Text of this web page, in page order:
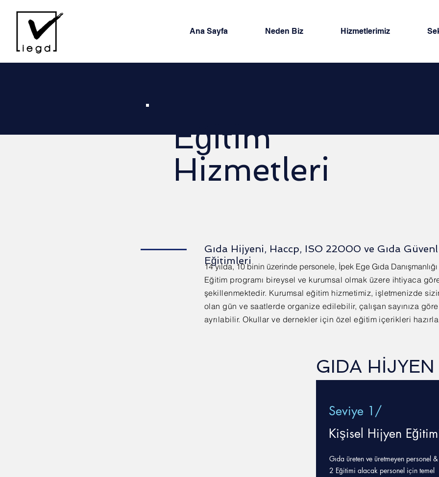
Ana Sayfa Neden Biz Hizmetlerimiz
Eğitim
Hizmetleri
Gıda Hijyeni, Haccp, ISO 22000 ve Gıda
Eğitimleri
14 yılda, 10 binin üzerinde personele, İpek Ege Gıda
Eğitim programı bireysel ve kurumsal olmak üzere ihtiyaca
şekillenmektedir. Kurumsal eğitim hizmetimiz, işletmenizde
olan gün ve saatlerde organize edilebilir, çalışan sayınıza
ayrılabilir.​ Okullar ve dernekler için özel eğitim içerikleri
GIDA
Seviye 1/
Kişisel Hijyen
Gıda üreten ve üretmeyen personel
2 Eğitimi alacak personel için temel